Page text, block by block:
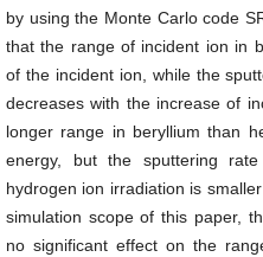
by using the Monte Carlo code
that the range of incident ion in
of the incident ion, while the
decreases with the increase of
longer range in beryllium than
energy, but the sputtering
hydrogen ion irradiation is
simulation scope of this paper,
no significant effect on the